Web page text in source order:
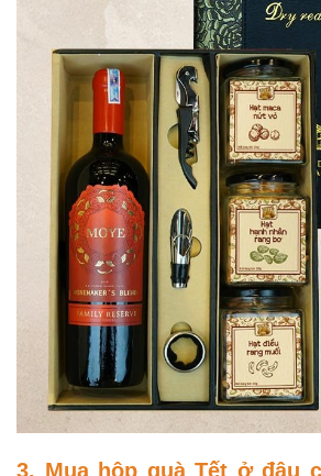
3. Mua hộp quà Tết ở đâu